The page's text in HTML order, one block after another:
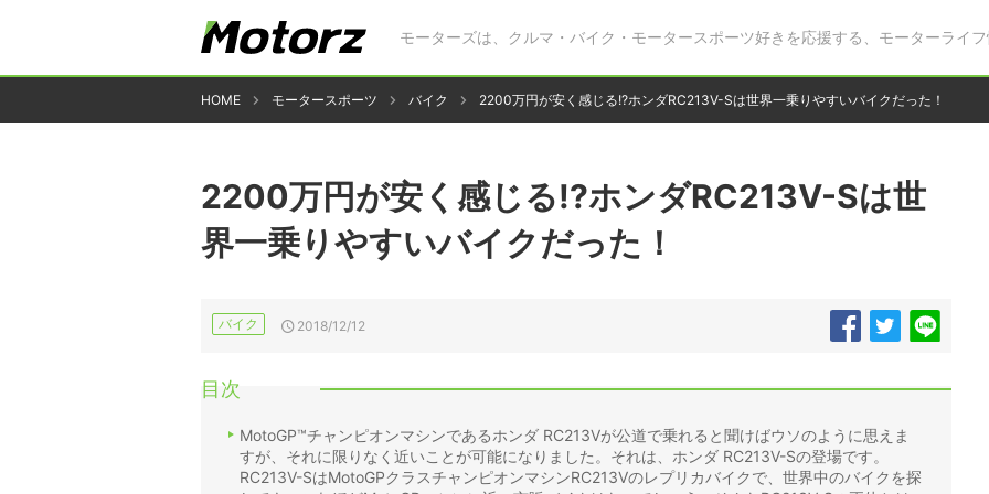
モーターズは、クルマ・バイク・モータースポーツ好きを応援する、モーターライフ
HOME モータースポーツ バイク 2200万円が安く感じる!?ホンダRC213V-Sは世界一乗りやすいバイクだった！
2200万円が安く感じる!?ホンダRC213V-Sは世
界一乗りやすいバイクだった！
バイク 2018/12/12
目次
MotoGP™チャンピオンマシンであるホンダ RC213Vが公道で乗れると聞けばウソのように思えま
すが、それに限りなく近いことが可能になりました。それは、ホンダ RC213V-Sの登場です。
RC213V-SはMotoGPクラスチャンピオンマシンRC213Vのレプリカバイクで、世界中のバイクを探